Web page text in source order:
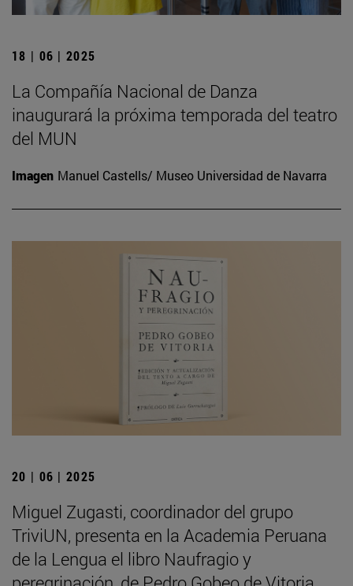
18 | 06 | 2025
La Compañía Nacional de Danza
inaugurará la próxima temporada del teatro
del MUN
Imagen Manuel Castells/ Museo Universidad de Navarra
20 | 06 | 2025
Miguel Zugasti, coordinador del grupo
TriviUN, presenta en la Academia Peruana
de la Lengua el libro Naufragio y